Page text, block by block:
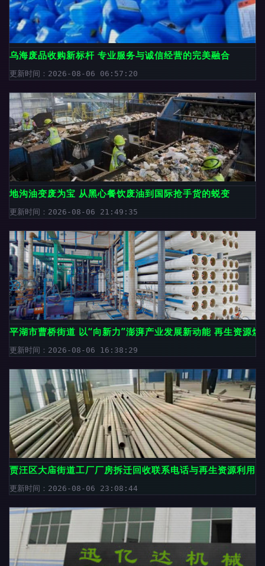
乌海废品收购新标杆 专业服务与诚信经营的完美融合
更新时间：2026-08-06 06:57:20
地沟油变废为宝 从黑心餐饮废油到国际抢手货的蜕变
更新时间：2026-08-06 21:49:35
平湖市曹桥街道 以“向新力”澎湃产业发展新动能 再生资源焕
更新时间：2026-08-06 16:38:29
贾汪区大庙街道工厂厂房拆迁回收联系电话与再生资源利用
更新时间：2026-08-06 23:08:44